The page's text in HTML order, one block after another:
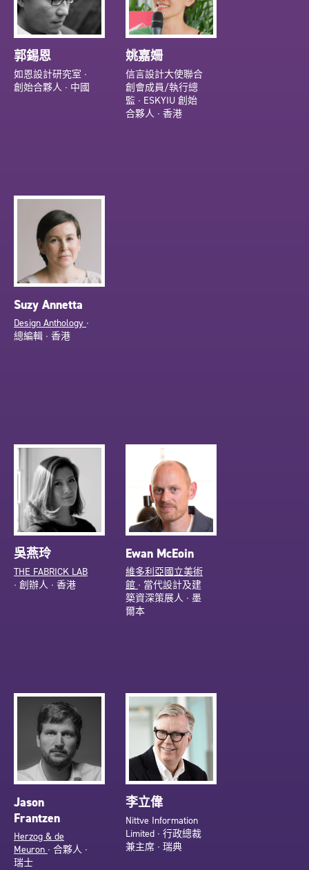
郭錫恩
如恩設計研究室 ∙
創始合夥人 ∙ 中國
姚嘉姍
信言設計大使聯合
創會成員/執行總
監 ∙ ESKYIU 創始
合夥人 ∙ 香港
Suzy Annetta
Design Anthology ∙
總編輯 ∙ 香港
吳燕玲
THE FABRICK LAB
∙ 創辦人 ∙ 香港
Ewan McEoin
維多利亞國立美術
館 ∙ 當代設計及建
築資深策展人 ∙ 墨
爾本
Jason
Frantzen
Herzog & de
Meuron ∙ 合夥人 ∙
瑞士
李立偉
Nittve Information
Limited ∙ 行政總裁
兼主席 ∙ 瑞典